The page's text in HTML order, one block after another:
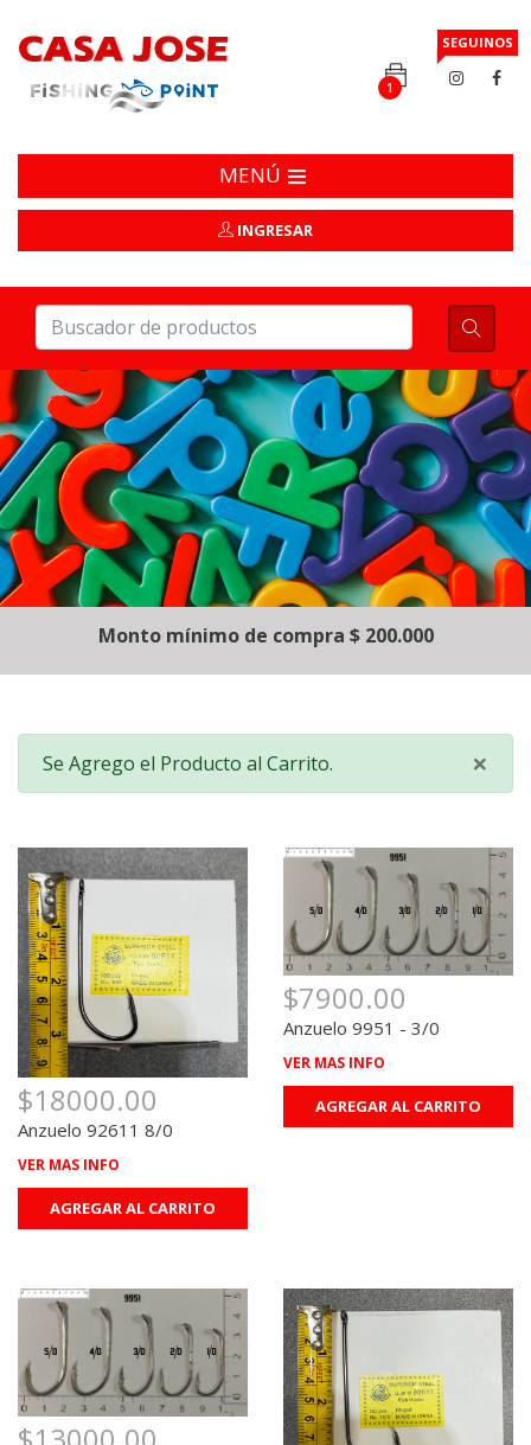
1
SEGUINOS
MENÚ
INGRESAR
Monto mínimo de compra $ 200.000
×
Se Agrego el Producto al Carrito.
$18000.00
Anzuelo 92611 8/0
VER MAS INFO
AGREGAR AL CARRITO
$7900.00
Anzuelo 9951 - 3/0
VER MAS INFO
AGREGAR AL CARRITO